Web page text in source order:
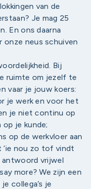
van de
Je mag 25
En ons daarna
onze neus schuiven
Bij
ruimte om jezelf te
vaar je jouw koers:
je werk en voor het
je niet continu op
je kunde;
op de werkvloer aan
‘ie nou zo tof vindt
antwoord vrijwel
more? We zijn een
collega’s je